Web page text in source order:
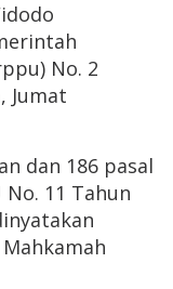
No. 2
Jumat
dan 186 pasal
11 Tahun